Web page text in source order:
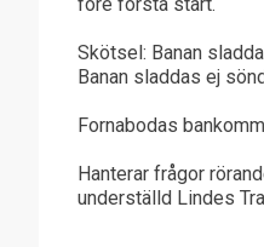
Skötsel: Banan
Banan sladdas ej
Fornabodas
Hanterar frågor
underställd Lindes